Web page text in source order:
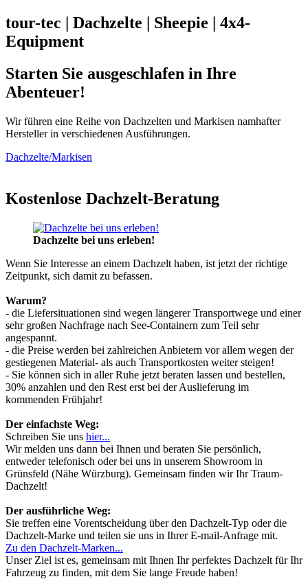
tour-tec | Dachzelte | Sheepie | 4x4-
Equipment
Starten Sie ausgeschlafen in Ihre
Abenteuer!
Wir führen eine Reihe von Dachzelten und Markisen namhafter
Hersteller in verschiedenen Ausführungen.
Dachzelte/Markisen
Kostenlose Dachzelt-Beratung
Dachzelte bei uns erleben!
Wenn Sie Interesse an einem Dachzelt haben, ist jetzt der richtige
Zeitpunkt, sich damit zu befassen.
Warum?
- die Liefersituationen sind wegen längerer Transportwege und einer
sehr großen Nachfrage nach See-Containern zum Teil sehr
angespannt.
- die Preise werden bei zahlreichen Anbietern vor allem wegen der
gestiegenen Material- als auch Transportkosten weiter steigen!
- Sie können sich in aller Ruhe jetzt beraten lassen und bestellen,
30% anzahlen und den Rest erst bei der Auslieferung im
kommenden Frühjahr!
Der einfachste Weg:
Schreiben Sie uns hier...
Wir melden uns dann bei Ihnen und beraten Sie persönlich,
entweder telefonisch oder bei uns in unserem Showroom in
Grünsfeld (Nähe Würzburg). Gemeinsam finden wir Ihr Traum-
Dachzelt!
Der ausführliche Weg:
Sie treffen eine Vorentscheidung über den Dachzelt-Typ oder die
Dachzelt-Marke und teilen sie uns in Ihrer E-mail-Anfrage mit.
Zu den Dachzelt-Marken...
Unser Ziel ist es, gemeinsam mit Ihnen Ihr perfektes Dachzelt für Ihr
Fahrzeug zu finden, mit dem Sie lange Freude haben!